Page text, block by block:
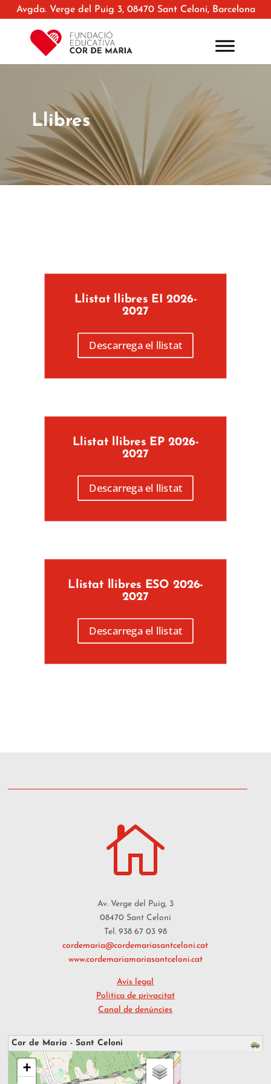
Avgda. Verge del Puig 3, 08470 Sant Celoni, Barcelona
Llibres
Llistat llibres EI 2026-
2027
Descarrega el llistat
Llistat llibres EP 2026-
2027
Descarrega el llistat
Llistat llibres ESO 2026-
2027
Descarrega el llistat

Av. Verge del Puig, 3
08470 Sant Celoni
Tel. 938 67 03 98
cordemaria@cordemariasantceloni.cat
www.cordemariamariasantceloni.cat
Avís legal
Política de privacitat
Canal de denúncies
Cor de Maria - Sant Celoni
s'està carregant el mapa - espereu...
+